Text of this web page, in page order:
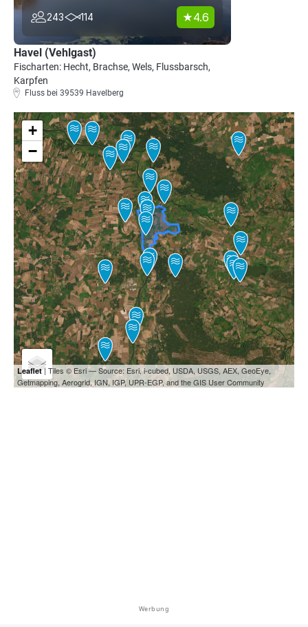
243 114 4.6
Havel (Vehlgast)
Fischarten: Hecht, Brachse, Wels, Flussbarsch,
Karpfen
Fluss bei 39539 Havelberg
+
−
Leaflet| Tiles © Esri — Source: Esri, i-cubed, USDA, USGS, AEX, GeoEye,
Getmapping, Aerogrid, IGN, IGP, UPR-EGP, and the GIS User Community
Werbung